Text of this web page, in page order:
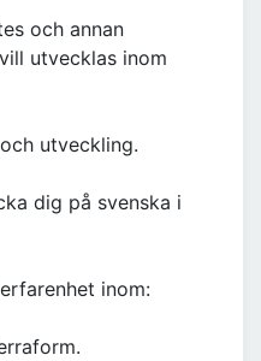
och annan
utvecklas inom
utveckling.
dig på svenska i
inom: